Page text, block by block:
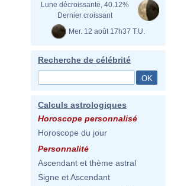
Lune décroissante, 40.12%
Dernier croissant
Mer. 12 août 17h37 T.U.
Recherche de célébrité
Calculs astrologiques
Horoscope personnalisé
Horoscope du jour
Personnalité
Ascendant et thème astral
Signe et Ascendant